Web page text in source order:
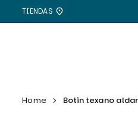
directamente
TIENDAS
Home Botin texano